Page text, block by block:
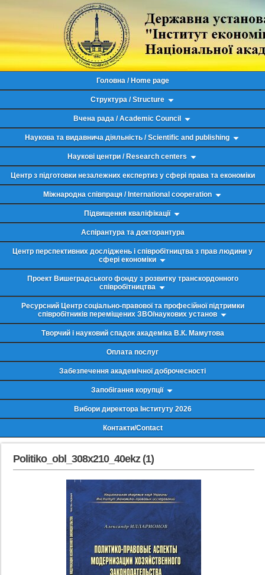
Головна / Home page
Структура / Structure
Вчена рада / Academic Council
Наукова та видавнича діяльність / Scientific and publishing
Наукові центри / Research centers
Центр з підготовки незалежних експертиз у сфері права та економіки
Міжнародна співпраця / International cooperation
Підвищення кваліфікації
Аспірантура та докторантура
Центр перспективних досліджень і співробітництва з прав людини у
сфері економіки
Проект Вишеградського фонду з розвитку транскордонного
співробітництва
Ресурсний Центр соціально-правової та професійної підтримки
співробітників переміщених ЗВО/наукових установ
Творчий і науковий спадок академіка В.К. Мамутова
Оплата послуг
Забезпечення академічної доброчесності
Запобігання корупції
Вибори директора Інституту 2026
Контакти/Contact
Politiko_obl_308x210_40ekz (1)